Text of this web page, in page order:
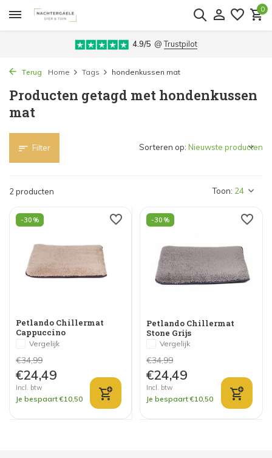
0
4.9/5 @Trustpilot
Terug Home Tags hondenkussen mat
Producten getagd met hondenkussen
mat
Filter
2 producten Toon:
Sorteren op:
-30%
Petlando Chillermat
Cappuccino
Vergelijk
€34,99
€24,49
Incl. btw
Je bespaart €10,50
-30%
Petlando Chillermat
Stone Grijs
Vergelijk
€34,99
€24,49
Incl. btw
Je bespaart €10,50